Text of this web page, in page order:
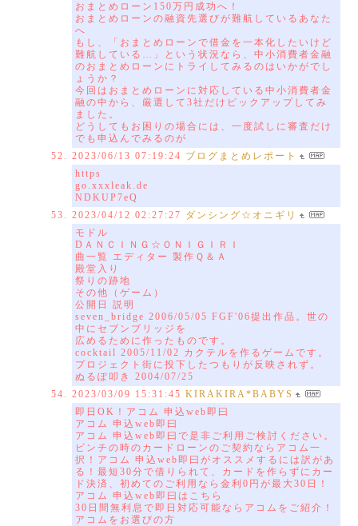
おまとめローン150万円成功へ！
おまとめローンの融資先選びが難航しているあなた
へ
もし、「おまとめローンで借金を一本化したいけど
難航している…」という状況なら、中小消費者金融
のおまとめローンにトライしてみるのはいかがでし
ょうか？
今回はおまとめローンに対応している中小消費者金
融の中から、厳選して3社だけピックアップしてみ
ました。
どうしてもお困りの場合には、一度試しに審査だけ
でも申込んでみるのが
2023/06/13 07:19:24 ブログまとめレポート
https
go.xxxleak.de
NDKUP7eQ
2023/04/12 02:27:27 ダンシング☆オニギリ
モドル
DＡＮＣＩＮＧ☆ＯＮＩＧＩＲＩ
曲一覧 エディター 製作Ｑ＆Ａ
殿堂入り
祭りの跡地
その他（ゲーム）
公開日 説明
seven_bridge 2006/05/05 FGF'06提出作品。世の
中にセブンブリッジを
広めるために作ったものです。
cocktail 2005/11/02 カクテルを作るゲームです。
プロジェクト街に投下したつもりが反映されず。
ぬるぽ叩き 2004/07/25
2023/03/09 15:31:45 KIRAKIRA*BABYS
即日OK！アコム 申込web即曰
アコム 申込web即曰
アコム 申込web即曰で是非ご利用ご検討ください。
ピンチの時のカードローンのご契約ならアコム一
択！アコム 申込web即曰がオススメするには訳があ
る！最短30分で借りられて、カードを作らずにカー
ド決済、初めてのご利用なら金利0円が最大30日！
アコム 申込web即曰はこちら
30日間無利息で即日対応可能ならアコムをご紹介！
アコムをお選びの方